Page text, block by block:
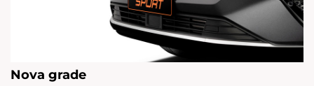
Nova grade